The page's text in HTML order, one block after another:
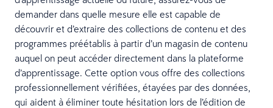
demander dans quelle mesure elle est capable de
découvrir et d’extraire des collections de contenu et des
programmes préétablis à partir d’un magasin de contenu
auquel on peut accéder directement dans la plateforme
d’apprentissage. Cette option vous offre des collections
professionnellement vérifiées, étayées par des données,
qui aident à éliminer toute hésitation lors de l’édition de